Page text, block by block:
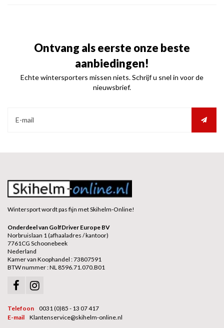
Ontvang als eerste onze beste
aanbiedingen!
Echte wintersporters missen niets. Schrijf u snel in voor de
nieuwsbrief.
Wintersport wordt pas fijn met Skihelm-Online!
Onderdeel van GolfDriver Europe BV
Norbruislaan 1 (afhaaladres / kantoor)
7761CG Schoonebeek
Nederland
Kamer van Koophandel : 73807591
BTW nummer : NL 8596.71.070.B01
Telefoon
0031 (0)85 - 13 07 417
E-mail
Klantenservice@skihelm-online.nl